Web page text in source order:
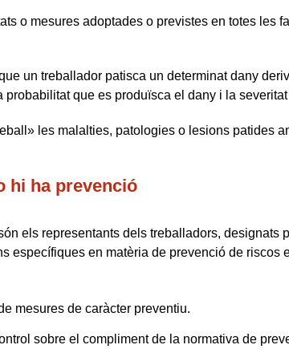
o mesures adoptades o previstes en totes les
un treballador patisca un determinat dany
que es produïsca el dany i la severitat
les malalties, patologies o lesions patides
hi ha prevenció
els representants dels treballadors, designats
específiques en matèria de prevenció de riscos
mesures de caràcter preventiu.
sobre el compliment de la normativa de